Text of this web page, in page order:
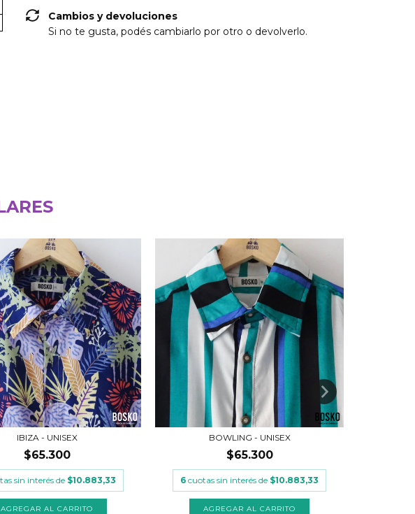
Cambios y devoluciones
Si no te gusta, podés cambiarlo por otro o devolverlo.
IBIZA - UNISEX
$65.300
sin interés de $10.883,33
AGREGAR AL CARRITO
BOWLING - UNISEX
$65.300
6 cuotas sin interés de $10.883,33
AGREGAR AL CARRITO